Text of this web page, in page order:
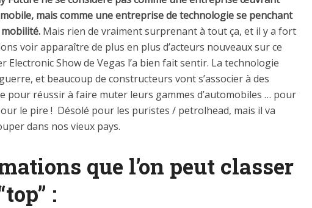
mais comme une entreprise de technologie se penchant
Mais rien de vraiment surprenant à tout ça, et il y a fort
voir apparaître de plus en plus d’acteurs nouveaux sur ce
Electronic Show de Vegas l’a bien fait sentir. La technologie
et beaucoup de constructeurs vont s’associer à des
pour réussir à faire muter leurs gammes d’automobiles … pour
le pire ! Désolé pour les puristes / petrolhead, mais il va
dans nos vieux pays.
que l’on peut classer
: